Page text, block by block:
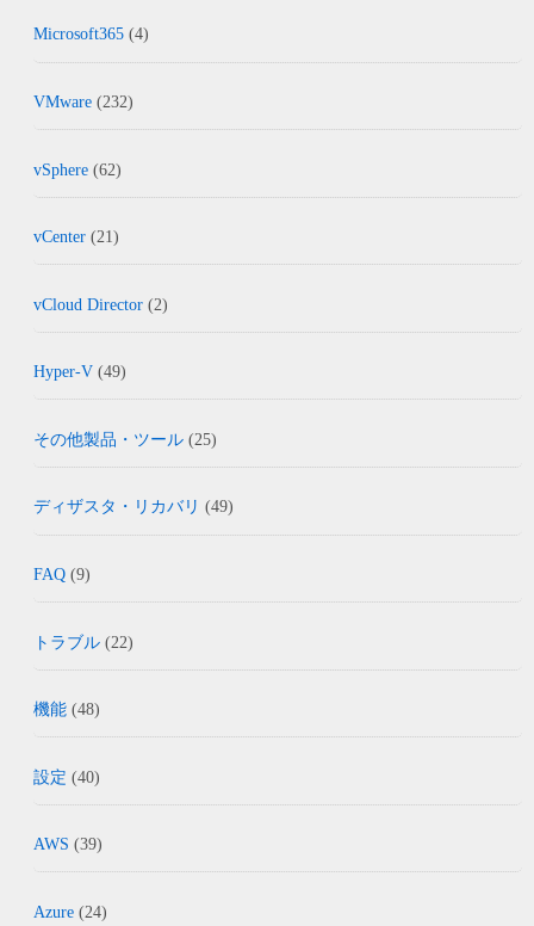
Microsoft365 (4)
VMware (232)
vSphere (62)
vCenter (21)
vCloud Director (2)
Hyper-V (49)
その他製品・ツール (25)
ディザスタ・リカバリ (49)
FAQ (9)
トラブル (22)
機能 (48)
設定 (40)
AWS (39)
Azure (24)